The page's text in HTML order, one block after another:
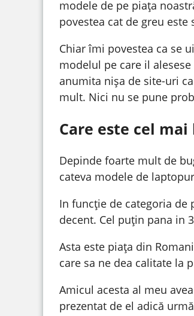
modele de pe piața
povestea cat de greu
Chiar îmi povestea ca se
modelul pe care il
anumita nișa de site-uri
mult. Nici nu se pune
Care este cel
Depinde foarte mult de
cateva modele de
In funcție de categoria de
decent. Cel puțin pana in
Asta este piața din
care sa ne dea calitate la
Amicul acesta al meu
prezentat de el adică